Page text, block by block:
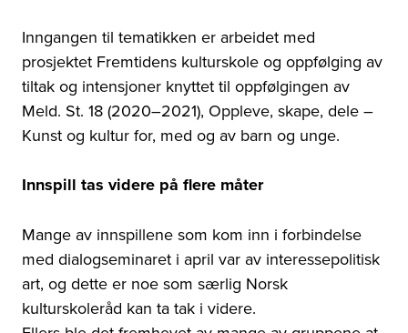
Inngangen til tematikken er arbeidet med
prosjektet Fremtidens kulturskole og oppfølging av
tiltak og intensjoner knyttet til oppfølgingen av
Meld. St. 18 (2020–2021), Oppleve, skape, dele –
Kunst og kultur for, med og av barn og unge.
Innspill tas videre på flere måter
Mange av innspillene som kom inn i forbindelse
med dialogseminaret i april var av interessepolitisk
art, og dette er noe som særlig Norsk
kulturskoleråd kan ta tak i videre.